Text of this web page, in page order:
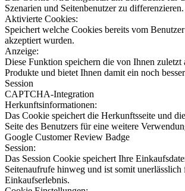
CAPTCHA-Integration
Herkunftsinformationen:
Das Cookie speichert die Herkunftsseite und
Seite des Benutzers für eine weitere
Google Customer Review Badge
Session:
Das Session Cookie speichert Ihre
Seitenaufrufe hinweg und ist somit unerlässlich
Einkaufserlebnis.
Cookie Einstellungen:
Das Cookie wird verwendet um die Cookie
Seitenbenutzers über mehrere Browsersitzungen
Mollie Payment:
Dieses Cookie wird verwendet, um alle
die von einer einzelnen Benutzersitzung auf
Seiten generiert wurden.
Tracking